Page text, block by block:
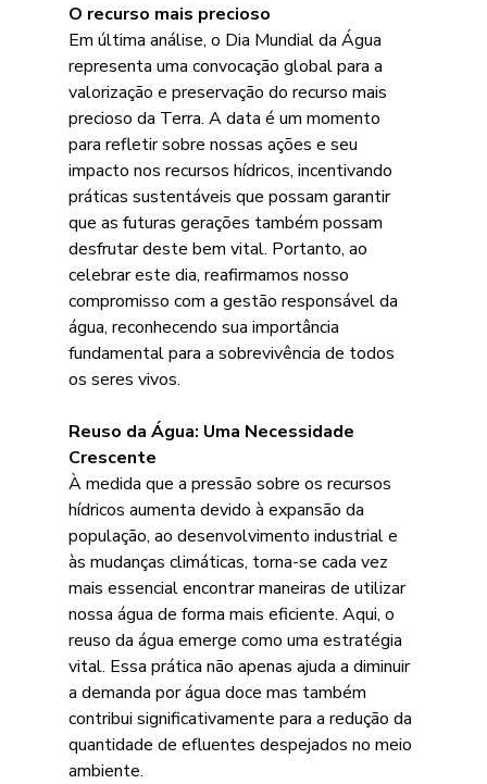
O recurso mais precioso
Em última análise, o Dia Mundial da Água
representa uma convocação global para a
valorização e preservação do recurso mais
precioso da Terra. A data é um momento
para refletir sobre nossas ações e seu
impacto nos recursos hídricos, incentivando
práticas sustentáveis que possam garantir
que as futuras gerações também possam
desfrutar deste bem vital. Portanto, ao
celebrar este dia, reafirmamos nosso
compromisso com a gestão responsável da
água, reconhecendo sua importância
fundamental para a sobrevivência de todos
os seres vivos.
Reuso da Água: Uma Necessidade
Crescente
À medida que a pressão sobre os recursos
hídricos aumenta devido à expansão da
população, ao desenvolvimento industrial e
às mudanças climáticas, torna-se cada vez
mais essencial encontrar maneiras de utilizar
nossa água de forma mais eficiente. Aqui, o
reuso da água emerge como uma estratégia
vital. Essa prática não apenas ajuda a diminuir
a demanda por água doce mas também
contribui significativamente para a redução da
quantidade de efluentes despejados no meio
ambiente.